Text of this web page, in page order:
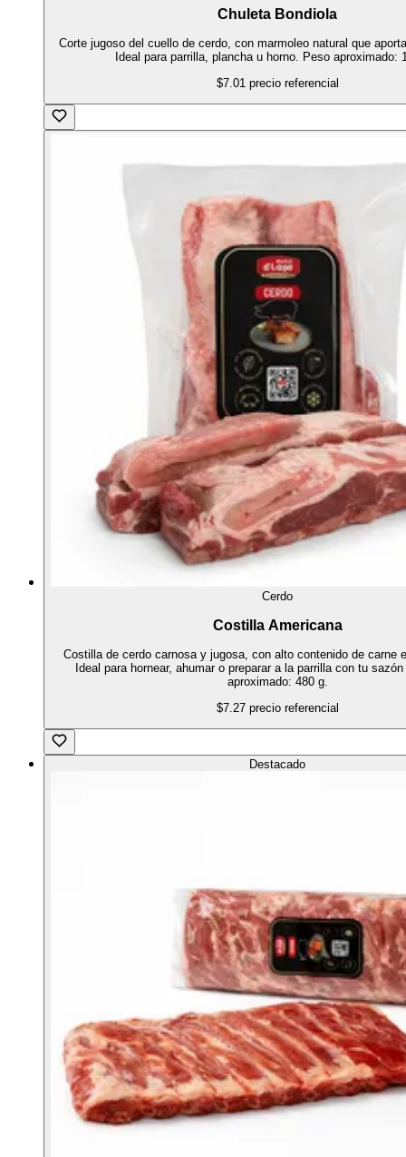
Chuleta Bondiola
Corte jugoso del cuello de cerdo, con marmoleo natural que
Ideal para parrilla, plancha u horno. Peso aproximado:
$7.01 precio referencial
Cerdo
Costilla Americana
Costilla de cerdo carnosa y jugosa, con alto contenido de carne
Ideal para hornear, ahumar o preparar a la parrilla con tu
aproximado: 480 g.
$7.27 precio referencial
Destacado